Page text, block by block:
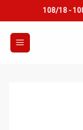
to
content
108/18 -